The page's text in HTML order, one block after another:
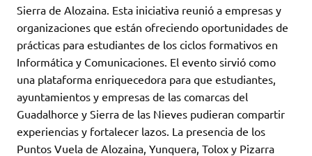
Sierra de Alozaina. Esta iniciativa reunió a empresas y
organizaciones que están ofreciendo oportunidades de
prácticas para estudiantes de los ciclos formativos en
Informática y Comunicaciones. El evento sirvió como
una plataforma enriquecedora para que estudiantes,
ayuntamientos y empresas de las comarcas del
Guadalhorce y Sierra de las Nieves pudieran compartir
experiencias y fortalecer lazos. La presencia de los
Puntos Vuela de Alozaina, Yunquera, Tolox y Pizarra